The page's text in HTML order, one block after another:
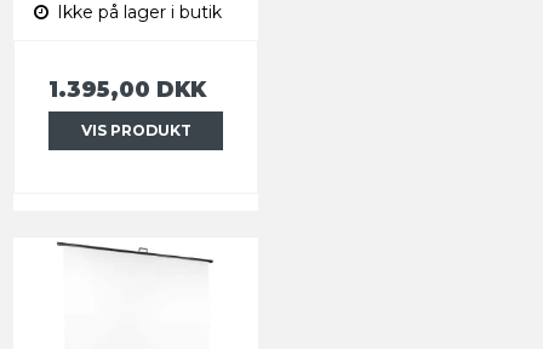
Ikke på lager i butik
1.395,00 DKK
VIS PRODUKT